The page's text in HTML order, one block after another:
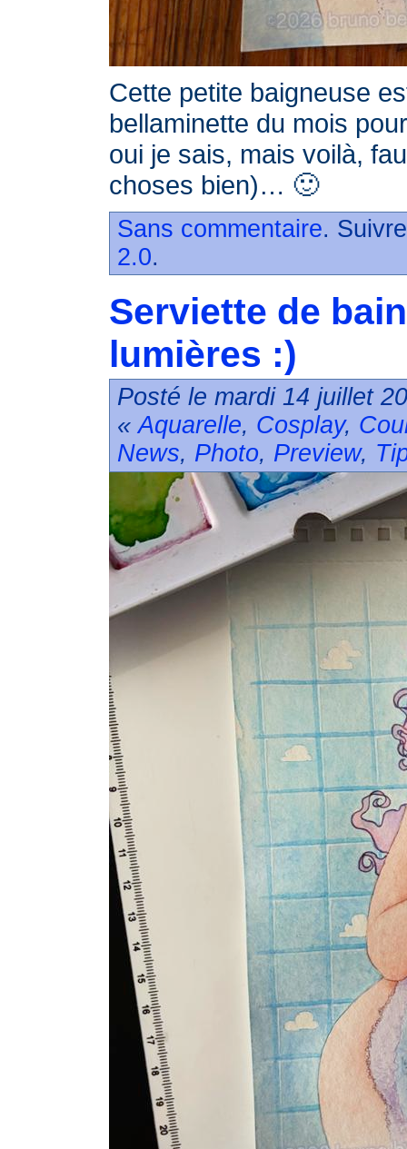
Cette petite baigneuse
bellaminette du mois
oui je sais, mais voilà,
choses bien)… 🙂
Sans commentaire.
2.0.
Serviette de
lumières :)
Posté le mardi 14 juillet
«Aquarelle, Cosplay,
News, Photo, Preview,